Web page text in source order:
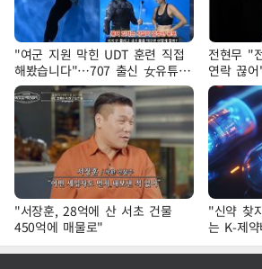
"여군 지원 막힌 UDT 훈련 직접
해봤습니다"…707 출신 女유튜버
'완벽 소화'
전현무 "
연락 끊
"서장훈, 28억에 산 서초 건물
450억에 매물로"
"신약 찾
는 K-제약